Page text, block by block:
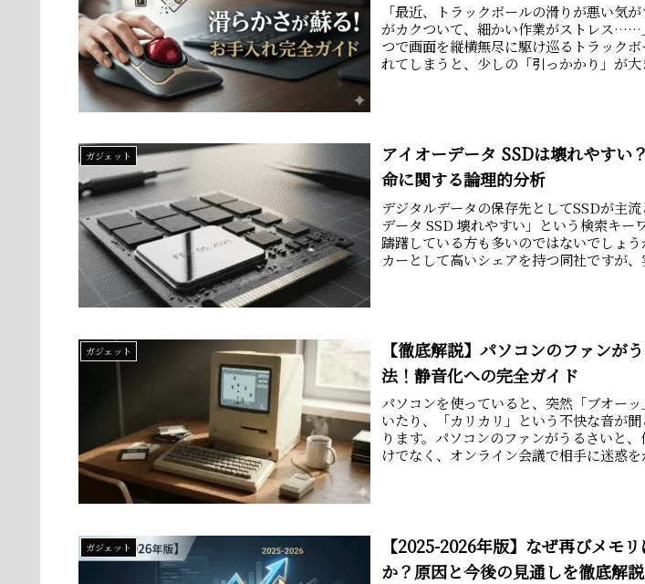
「最近、トラックボールの滑りが悪い
がカクついて、細かい作業がストレス……
つで画面を縦横無尽に駆け巡るトラック
れてしまうと、少しの「引っかかり」が
ガジェット
アイオーデータ SSDは壊れやすい
命に関する論理的分析
デジタルデータの保存先としてSSDが主
データ SSD 壊れやすい」という検索キー
躊躇している方も多いのではないでしょ
カーとして高いシェアを持つ同社ですが
ガジェット
【徹底解説】パソコンのファンが
法！静音化への完全ガイド
パソコンを使っていると、突然「ブオー
いたり、「カリカリ」という不快な音が
ります。パソコンのファンがうるさいと
けでなく、オンライン会議で相手に迷惑
ガジェット
【2025-2026年版】なぜ再びメモ
か？原因と今後の見通しを徹底解説